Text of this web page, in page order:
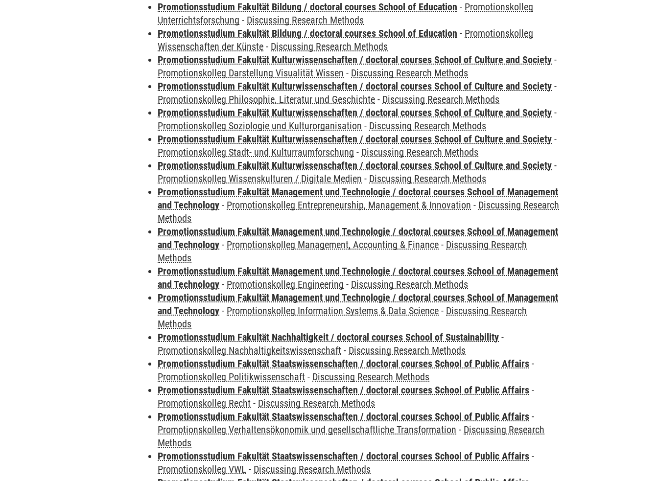
Promotionsstudium Fakultät Bildung / doctoral courses School of Education - Promotionskolleg
Unterrichtsforschung - Discussing Research Methods
Promotionsstudium Fakultät Bildung / doctoral courses School of Education - Promotionskolleg
Wissenschaften der Künste - Discussing Research Methods
Promotionsstudium Fakultät Kulturwissenschaften / doctoral courses School of Culture and Society -
Promotionskolleg Darstellung Visualität Wissen - Discussing Research Methods
Promotionsstudium Fakultät Kulturwissenschaften / doctoral courses School of Culture and Society -
Promotionskolleg Philosophie, Literatur und Geschichte - Discussing Research Methods
Promotionsstudium Fakultät Kulturwissenschaften / doctoral courses School of Culture and Society -
Promotionskolleg Soziologie und Kulturorganisation - Discussing Research Methods
Promotionsstudium Fakultät Kulturwissenschaften / doctoral courses School of Culture and Society -
Promotionskolleg Stadt- und Kulturraumforschung - Discussing Research Methods
Promotionsstudium Fakultät Kulturwissenschaften / doctoral courses School of Culture and Society -
Promotionskolleg Wissenskulturen / Digitale Medien - Discussing Research Methods
Promotionsstudium Fakultät Management und Technologie / doctoral courses School of Management
and Technology - Promotionskolleg Entrepreneurship, Management & Innovation - Discussing Research
Methods
Promotionsstudium Fakultät Management und Technologie / doctoral courses School of Management
and Technology - Promotionskolleg Management, Accounting & Finance - Discussing Research
Methods
Promotionsstudium Fakultät Management und Technologie / doctoral courses School of Management
and Technology - Promotionskolleg Engineering - Discussing Research Methods
Promotionsstudium Fakultät Management und Technologie / doctoral courses School of Management
and Technology - Promotionskolleg Information Systems & Data Science - Discussing Research
Methods
Promotionsstudium Fakultät Nachhaltigkeit / doctoral courses School of Sustainability -
Promotionskolleg Nachhaltigkeitswissenschaft - Discussing Research Methods
Promotionsstudium Fakultät Staatswissenschaften / doctoral courses School of Public Affairs -
Promotionskolleg Politikwissenschaft - Discussing Research Methods
Promotionsstudium Fakultät Staatswissenschaften / doctoral courses School of Public Affairs -
Promotionskolleg Recht - Discussing Research Methods
Promotionsstudium Fakultät Staatswissenschaften / doctoral courses School of Public Affairs -
Promotionskolleg Verhaltensökonomik und gesellschaftliche Transformation - Discussing Research
Methods
Promotionsstudium Fakultät Staatswissenschaften / doctoral courses School of Public Affairs -
Promotionskolleg VWL - Discussing Research Methods